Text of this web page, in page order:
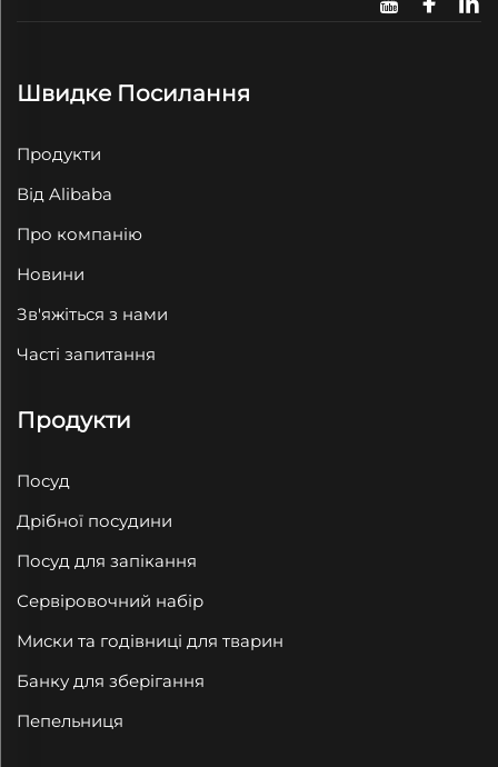
Швидке Посилання
Продукти
Від Alibaba
Про компанію
Новини
Зв'яжіться з нами
Часті запитання
Продукти
Посуд
Дрібної посудини
Посуд для запікання
Сервіровочний набір
Миски та годівниці для тварин
Банку для зберігання
Пепельниця